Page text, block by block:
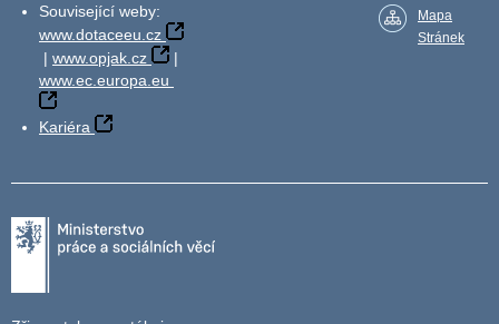
Související weby:
www.dotaceeu.cz
| www.opjak.cz
|
www.ec.europa.eu
Kariéra
Mapa
Stránek